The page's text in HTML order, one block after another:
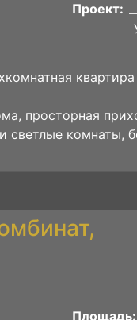
Проект:
просторная
светлые комнаты,
Площадь: